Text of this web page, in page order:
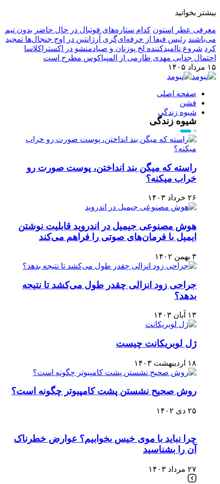
بیشتر بخوانید
معرفی عطر استون کدام ستاره‌های فوتبال در حال حاضر بدون تیم
می‌باشند رئیس فیفا از حرفه‌ای‌گری آرژانتین در اوج جنجال‌ها تمجید
کرد شروع ناامیدکننده لخ پوزنان و صیادمنشو در اکستراکلاسا
احتمال جدایی مهدی طارمی از المپیاکوس مطرح است
۱۵ مرداد ۱۴۰۵
صفحه اصلی
فشن
شیوه زندگی
شیوه زندگی
راسته که میگن بند انداختن، پوست صورت رو
خراب میکنه؟
۲۶ خرداد ۱۴۰۳
هوش مصنوعی جیمیل در اندروید قابلیت نوشتن
ایمیل با فرمان‌های صوتی را فراهم می‌کند
۳ بهمن ۱۴۰۲
جراحی زود انزالی چقدر طول می‌کشد تا نتیجه
بدهد؟
۱۳ آبان ۱۴۰۳
ژل لوبریکانت چیست
۱۸ اردیبهشت ۱۴۰۳
روش صحیح نشستن پشت کامپیوتر چگونه است؟
۲۵ دی ۱۴۰۲
چرا نباید با موی خیس بخوابیم؟ عوارض خطرناک
آن را بشناسید
۲۷ مرداد ۱۴۰۳